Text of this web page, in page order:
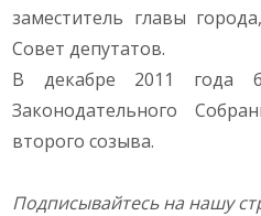
заместитель главы
Совет депутатов.
В декабре 2011 года
Законодательного
второго созыва.
Подписывайтесь на нашу